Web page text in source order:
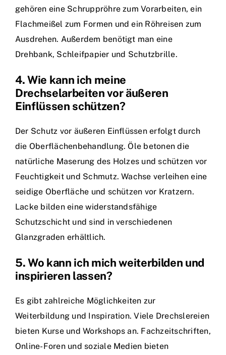
gehören eine Schruppröhre zum Vorarbeiten, ein
Flachmeißel zum Formen und ein Röhreisen zum
Ausdrehen. Außerdem benötigt man eine
Drehbank, Schleifpapier und Schutzbrille.
4. Wie kann ich meine
Drechselarbeiten vor äußeren
Einflüssen schützen?
Der Schutz vor äußeren Einflüssen erfolgt durch
die Oberflächenbehandlung. Öle betonen die
natürliche Maserung des Holzes und schützen vor
Feuchtigkeit und Schmutz. Wachse verleihen eine
seidige Oberfläche und schützen vor Kratzern.
Lacke bilden eine widerstandsfähige
Schutzschicht und sind in verschiedenen
Glanzgraden erhältlich.
5. Wo kann ich mich weiterbilden und
inspirieren lassen?
Es gibt zahlreiche Möglichkeiten zur
Weiterbildung und Inspiration. Viele Drechslereien
bieten Kurse und Workshops an. Fachzeitschriften,
Online-Foren und soziale Medien bieten